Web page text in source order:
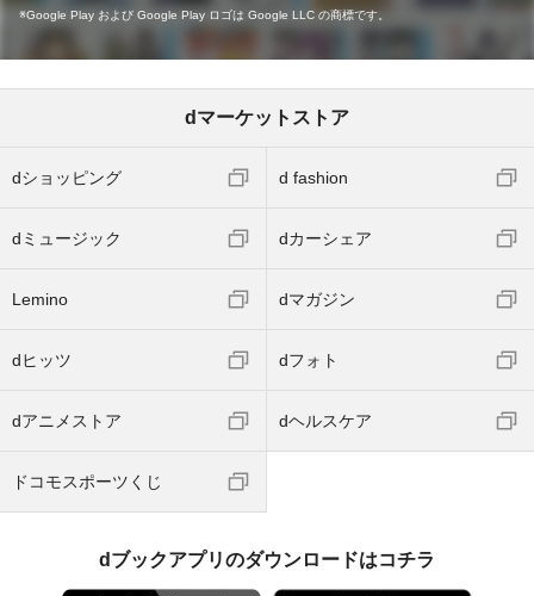
Google Play および Google Play ロゴは Google LLC の商標です。
dマーケットストア
dショッピング d fashion
dミュージック dカーシェア
Lemino dマガジン
dヒッツ dフォト
dアニメストア dヘルスケア
ドコモスポーツくじ
dブックアプリのダウンロードはコチラ